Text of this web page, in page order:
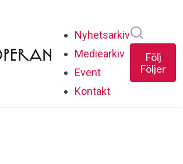
Nyhetsarkiv
Mediearkiv
Event
Kontakt
Följ
Följer